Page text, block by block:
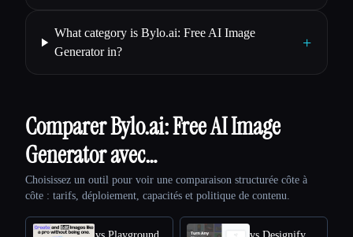
What category is Bylo.ai: Free AI Image
Generator in?
+
Comparer Bylo.ai: Free AI Image
Generator avec…
Choisissez un outil pour voir une comparaison structurée côte à
côte : tarifs, déploiement, capacités et politique de contenu.